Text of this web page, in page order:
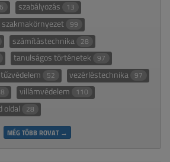
szabályozás 13
szakmakörnyezet 99
számítástechnika 28
tanulságos történetek 97
tűzvédelem 52 vezérléstechnika 97
villámvédelem 110
oldal 28
MÉG TÖBB ROVAT →